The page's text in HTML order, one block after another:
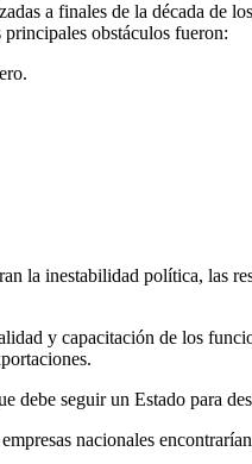
a finales de la década de
obstáculos fueron:
la inestabilidad política, las
y capacitación de los
seguir un Estado para
nacionales